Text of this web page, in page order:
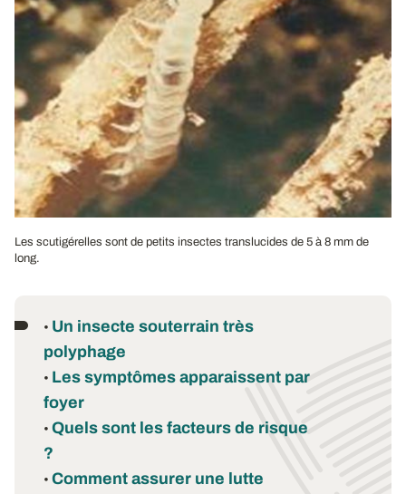
Les scutigérelles sont de petits insectes translucides de 5 à 8 mm de
long.
• Un insecte souterrain très
polyphage
• Les symptômes apparaissent par
foyer
• Quels sont les facteurs de risque
?
• Comment assurer une lutte